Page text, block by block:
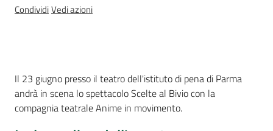
legislativa
Attività
Argomenti
CondividiVedi azioni
Introduzione
Il 23 giugno presso il teatro dell'istituto di pena di Parma
andrà in scena lo spettacolo Scelte al Bivio con la
compagnia teatrale Anime in movimento.